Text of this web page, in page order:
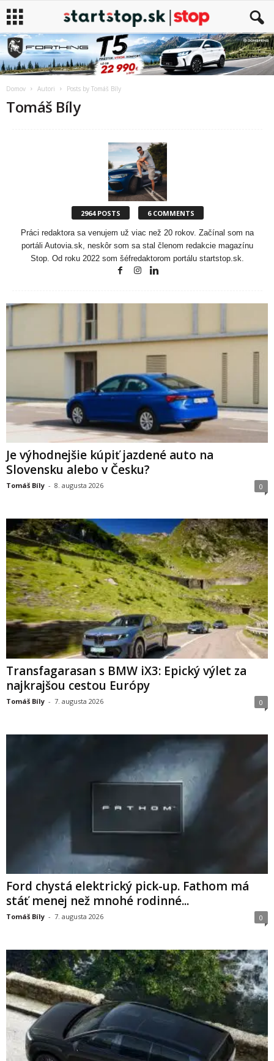
Domov Autori Posts by Tomáš Bíly
Tomáš Bíly
2964 POSTS 6 COMMENTS
Práci redaktora sa venujem už viac než 20 rokov. Začínal som na
portáli Autovia.sk, neskôr som sa stal členom redakcie magazínu
Stop. Od roku 2022 som šéfredaktorom portálu startstop.sk.
Je výhodnejšie kúpiť jazdené auto na
Slovensku alebo v Česku?
Tomáš Bíly - 8. augusta 2026 0
Transfagarasan s BMW iX3: Epický výlet za
najkrajšou cestou Európy
Tomáš Bíly - 7. augusta 2026 0
Ford chystá elektrický pick-up. Fathom má
stáť menej než mnohé rodinné...
Tomáš Bíly - 7. augusta 2026 0